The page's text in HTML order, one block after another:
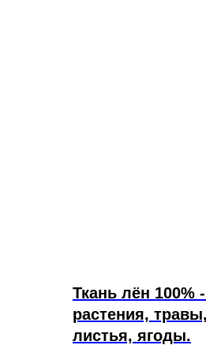
Ткань лён 100%
растения,
листья, ягоды.